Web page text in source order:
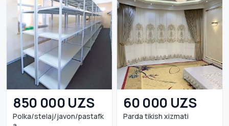
850 000 UZS
Polka/stelaj/javon/pastafk
60 000 UZS
Parda tikish xizmati